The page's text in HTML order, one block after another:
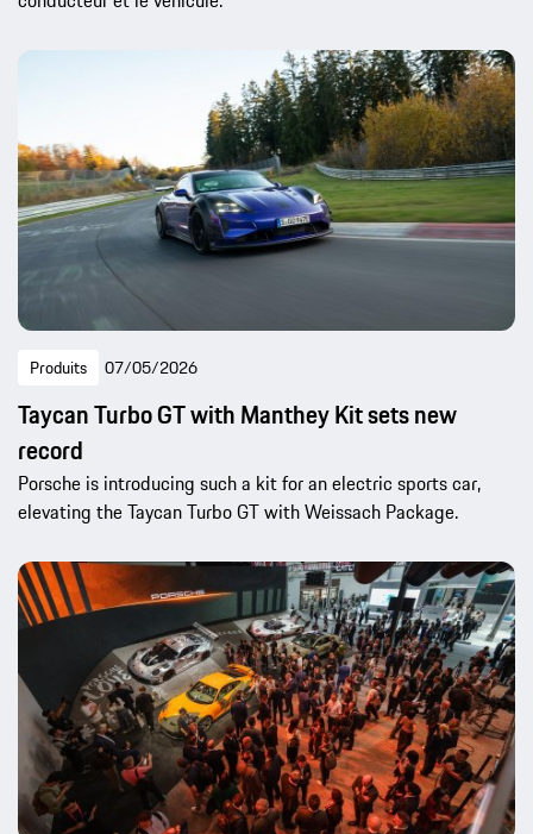
Produits 07/05/2026
Taycan Turbo GT with Manthey Kit sets new
record
Porsche is introducing such a kit for an electric sports car,
elevating the Taycan Turbo GT with Weissach Package.